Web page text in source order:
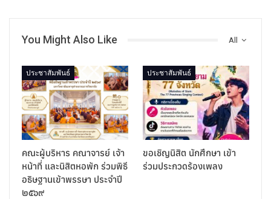
All
You Might Also Like
ประชาสัมพันธ์
คณะผู้บริหาร คณาจารย์ เจ้า
หน้าที่ และนิสิตหอพัก ร่วมพิธี
อธิษฐานเข้าพรรษา ประจำปี
๒๕๖๙
ประชาสัมพันธ์
ขอเชิญนิสิต นักศึกษา เข้า
ร่วมประกวดร้องเพลง